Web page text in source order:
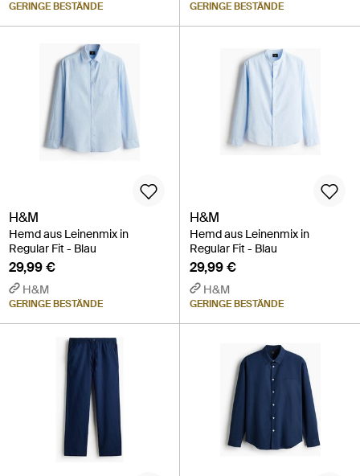
GERINGE BESTÄNDE GERINGE BESTÄNDE
H&M
Hemd aus Leinenmix in
Regular Fit - Blau
29,99 €
H&M
GERINGE BESTÄNDE
H&M
Hemd aus Leinenmix in
Regular Fit - Blau
29,99 €
H&M
GERINGE BESTÄNDE